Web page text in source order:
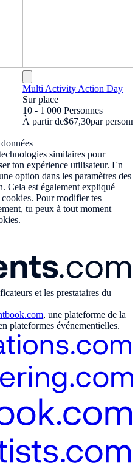
Multi Activity Action Day
Sur place
10 - 1 000 Personnes
À partir de$67,30par
similaires pour
ton expérience utilisateur. En
option dans les paramètres des
Cela est également expliqué
Pour modifier tes
tu peux à tout moment
et les prestataires du
, une plateforme de la
plateformes événementielles.